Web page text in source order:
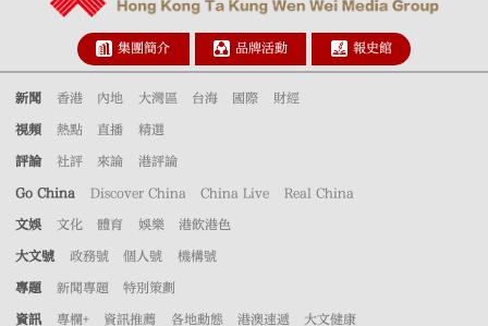
集團簡介 品牌活動 報史館
新聞 香港 內地 大灣區 台海 國際 財經
視頻 熱點 直播 精選
評論 社評 來論 港評論
Go China Discover China China Live Real China
文娛 文化 體育 娛樂 港飲港色
大文號 政務號 個人號 機構號
專題 新聞專題 特別策劃
資訊 專欄+ 資訊推薦 各地動態 港澳速遞 大文健康